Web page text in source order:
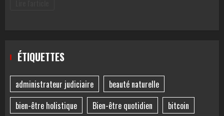
ÉTIQUETTES
administrateur judiciaire
beauté naturelle
bien-être holistique
Bien-être quotidien
bitcoin